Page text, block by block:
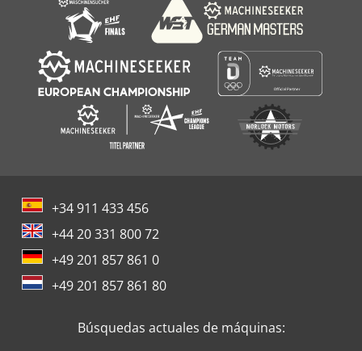
+34 911 433 456
+44 20 331 800 72
+49 201 857 861 0
+49 201 857 861 80
Búsquedas actuales de máquinas: